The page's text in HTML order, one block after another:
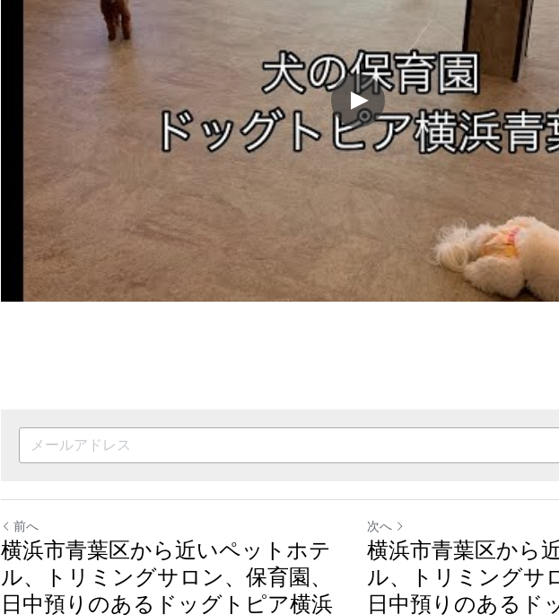
前へ
横浜市青葉区から近いペットホテ
ル、トリミングサロン、保育園、
日中預りのあるドッグトピア横浜
次へ
横浜市青葉区から
ル、トリミングサ
日中預りのあるド